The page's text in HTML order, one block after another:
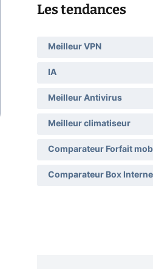
Les tendances
Meilleur VPN
IA
Meilleur Antivirus
Meilleur climatiseur
Comparateur Forfait
Comparateur Box